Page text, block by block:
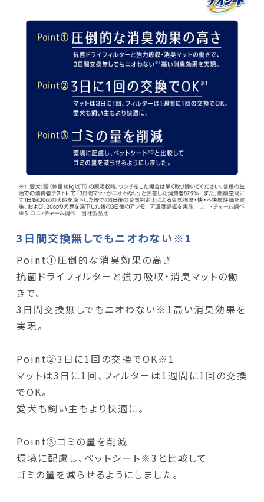
3日間交換無しでもニオわない※1
Point①圧倒的な消臭効果の高さ
抗菌ドライフィルターと強力吸収・消臭マットの働
きで、
3日間交換無しでもニオわない※1高い消臭効果を
実現。
Point②3日に1回の交換でOK※1
マットは3日に1回、フィルターは1週間に1回の交換
でOK。
愛犬も飼い主もより快適に。
Point③ゴミの量を削減
環境に配慮し、ペットシート※3と比較して
ゴミの量を減らせるようにしました。